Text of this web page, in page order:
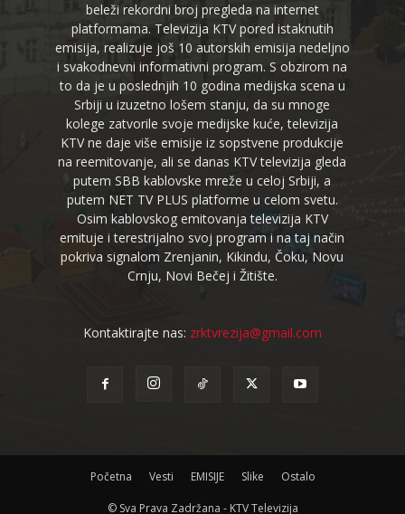
beleži rekordni broj pregleda na internet
platformama. Televizija KTV pored istaknutih
emisija, realizuje još 10 autorskih emisija nedeljno
i svakodnevni informativni program. S obzirom na
to da je u poslednjih 10 godina medijska scena u
Srbiji u izuzetno lošem stanju, da su mnoge
kolege zatvorile svoje medijske kuće, televizija
KTV ne daje više emisije iz sopstvene produkcije
na reemitovanje, ali se danas KTV televizija gleda
putem SBB kablovske mreže u celoj Srbiji, a
putem NET TV PLUS platforme u celom svetu.
Osim kablovskog emitovanja televizija KTV
emituje i terestrijalno svoj program i na taj način
pokriva signalom Zrenjanin, Kikindu, Čoku, Novu
Crnju, Novi Bečej i Žitište.
Kontaktirajte nas: zrktvrezija@gmail.com
Početna Vesti EMISIJE Slike Ostalo
© Sva Prava Zadržana - KTV Televizija